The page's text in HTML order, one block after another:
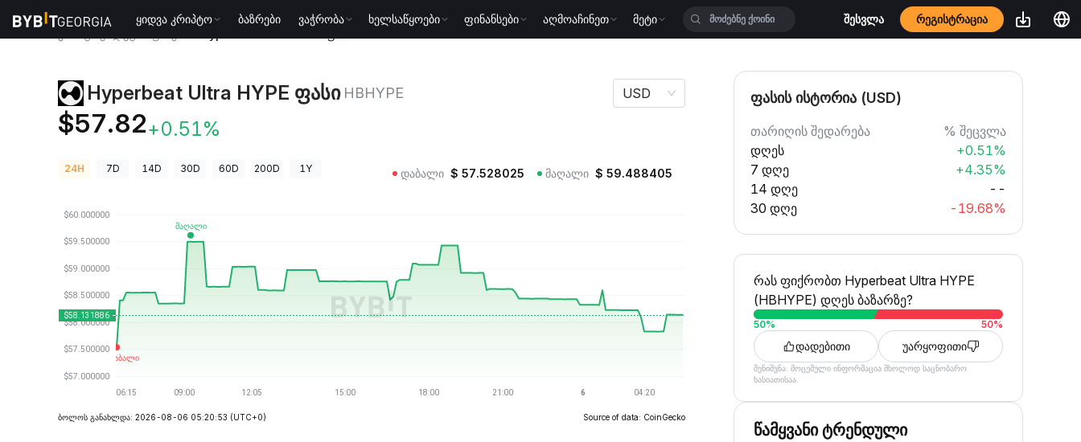
ყიდვა კრიპტო ბაზრები ვაჭრობა ხელსაწყოები ფინანსები აღმოაჩინეთ მეტი შესვლა რეგისტრაცია
Hyperbeat Ultra HYPE ფასი HBHYPE
$57.82+0.51%
USD
24H 7D 14D 30D 60D 200D 1Y დაბალი $ 57.528025 მაღალი $ 59.488405
ბოლოს განახლდა: 2026-08-06 05:20:53 (UTC+0) Source of data: CoinGecko
ფასის ისტორია (USD)
თარიღის შედარება
% შეცვლა
დღეს
+0.51%
7 დღე
+4.35%
14 დღე
--
30 დღე
-19.68%
რას ფიქრობთ Hyperbeat Ultra HYPE
(HBHYPE) დღეს ბაზარზე?
50% 50%
დადებითი უარყოფითი
შენიშვნა: მოცემული ინფორმაცია მხოლოდ საცნობარო
ხასიათისაა.
წამყვანი ტრენდული